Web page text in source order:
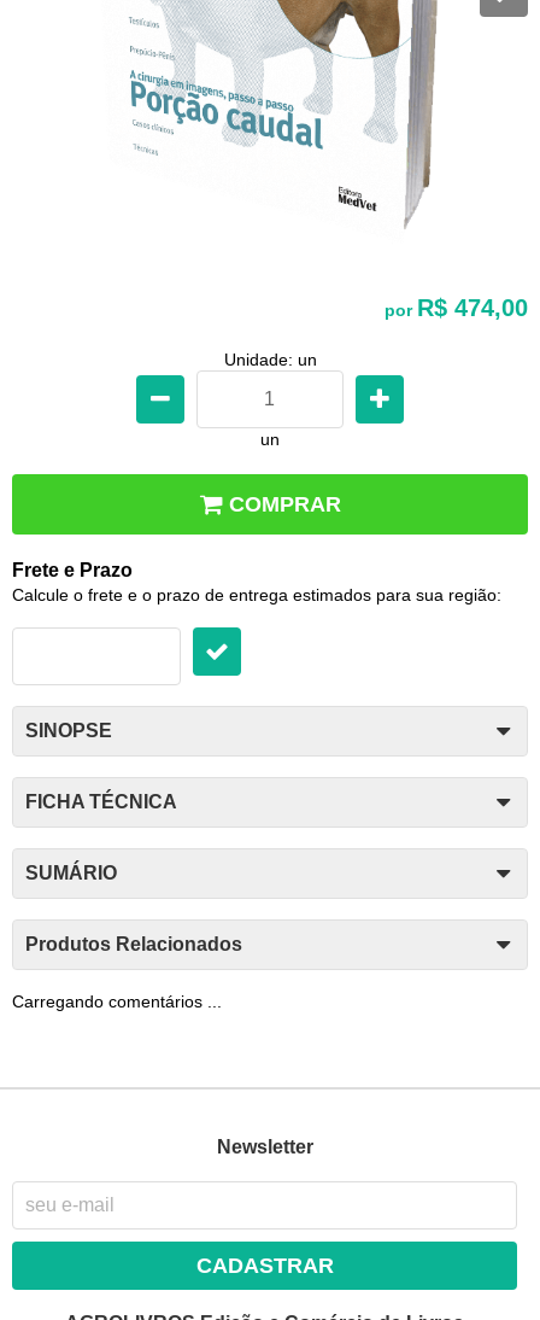
por R$ 474,00
Unidade: un
un
COMPRAR
Frete e Prazo
Calcule o frete e o prazo de entrega estimados para sua região:
SINOPSE
FICHA TÉCNICA
SUMÁRIO
Produtos Relacionados
Carregando comentários ...
Newsletter
CADASTRAR